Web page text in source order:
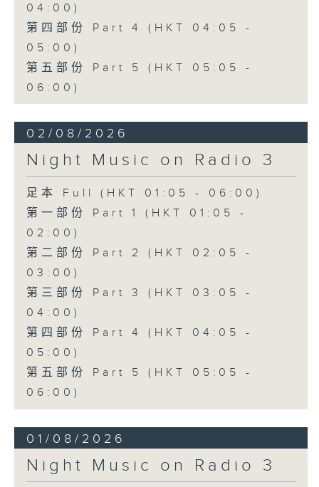
04:00)
第四部份 Part 4 (HKT 04:05 -
05:00)
第五部份 Part 5 (HKT 05:05 -
06:00)
02/08/2026
Night Music on Radio 3
足本 Full (HKT 01:05 - 06:00)
第一部份 Part 1 (HKT 01:05 -
02:00)
第二部份 Part 2 (HKT 02:05 -
03:00)
第三部份 Part 3 (HKT 03:05 -
04:00)
第四部份 Part 4 (HKT 04:05 -
05:00)
第五部份 Part 5 (HKT 05:05 -
06:00)
01/08/2026
Night Music on Radio 3